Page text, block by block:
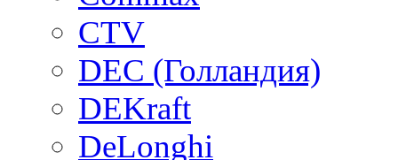
CTV
DEC (Голландия)
DEKraft
DeLonghi